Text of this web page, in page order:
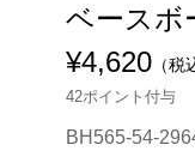
ベースボ
¥4,620 （税
42ポイント付与
BH565-54-